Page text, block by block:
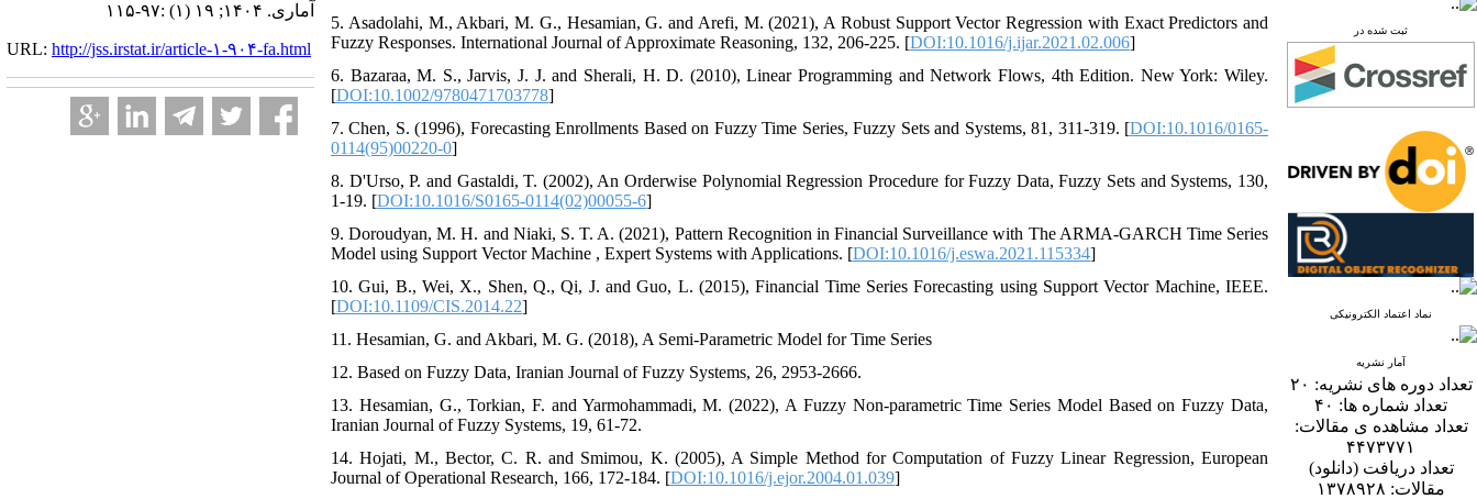
ثبت شده در
نماد اعتماد الکترونیکی
آمار نشریه
تعداد دوره های نشریه: ۲۰
تعداد شماره ها: ۴۰
تعداد مشاهده ی مقالات:
۴۴۷۳۷۷۱
تعداد دریافت (دانلود)
مقالات: ۱۳۷۸۹۲۸
5. Asadolahi, M., Akbari, M. G., Hesamian, G. and Arefi, M. (2021)‎,‎ A Robust Support Vector Regression with Exact Predictors and
Fuzzy Responses. International Journal of Approximate Reasoning, 132, 206-225.‎‎ [DOI:10.1016/j.ijar.2021.02.006]
6. Bazaraa, M. S., Jarvis, J. J. and Sherali, H. D. (2010), Linear Programming and Network Flows, 4th Edition. New York: Wiley.
[DOI:10.1002/9780471703778]
7. Chen, S. (1996), Forecasting Enrollments Based on Fuzzy Time Series, Fuzzy Sets and Systems, 81, 311-319.‎‎ [DOI:10.1016/0165-
0114(95)00220-0]
8. D'Urso, P. and Gastaldi, T. (2002)‎,‎ An Orderwise Polynomial Regression Procedure for Fuzzy Data, Fuzzy Sets and Systems, 130,
1-19. [DOI:10.1016/S0165-0114(02)00055-6]
9. Doroudyan, M. H. and Niaki, S. T. A. (2021), Pattern Recognition in Financial Surveillance with The ARMA-GARCH Time Series
Model using Support Vector Machine , Expert Systems with Applications.‎‎‎ [DOI:10.1016/j.eswa.2021.115334]
10. Gui, B., Wei, X., Shen, Q., Qi, J. and Guo, L. (2015), Financial Time Series Forecasting using Support Vector Machine, IEEE.
[DOI:10.1109/CIS.2014.22]
11. Hesamian, G. and Akbari, M. G. (2018), A Semi-Parametric Model for Time Series
12. Based on Fuzzy Data, Iranian Journal of Fuzzy Systems, 26, 2953-2666.‎
13. Hesamian, G., Torkian, F. and Yarmohammadi, M. (2022), A Fuzzy Non-parametric Time Series Model Based on Fuzzy Data,
Iranian Journal of Fuzzy Systems, 19, 61-72. ‎‎‎
14. Hojati, M., Bector, C. R. and Smimou, K. (2005), A Simple Method for Computation of Fuzzy Linear Regression, European
Journal of Operational Research, 166, 172-184.‎ [DOI:10.1016/j.ejor.2004.01.039]
آماری. ۱۴۰۴; ۱۹ (۱) :۹۷-۱۱۵
URL: http://jss.irstat.ir/article-۱-۹۰۴-fa.html